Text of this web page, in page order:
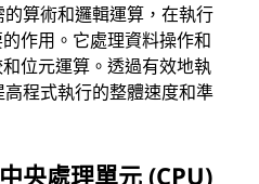
算術和邏輯運算，在執行
作用。它處理資料操作和
位元運算。透過有效地執
程式執行的整體速度和準
央處理單元 (CPU)